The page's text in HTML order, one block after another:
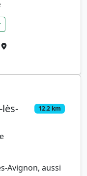
12.2 km
Avignon, aussi